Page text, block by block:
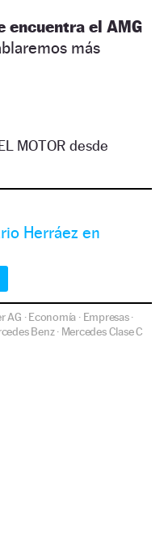
encuentra el AMG
más
MOTOR desde
Herráez en
AG ·Economía · Empresas·
Benz· Mercedes Clase C